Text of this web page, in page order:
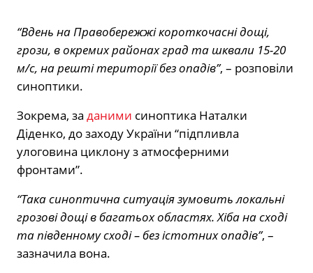
“Вдень на Правобережжі короткочасні дощі,
грози, в окремих районах град та шквали 15-20
м/с, на решті території без опадів”, – розповіли
синоптики.
Зокрема, за даними синоптика Наталки
Діденко, до заходу України “підпливла
улоговина циклону з атмосферними
фронтами”.
“Така синоптична ситуація зумовить локальні
грозові дощі в багатьох областях. Хіба на сході
та південному сході – без істотних опадів”, –
зазначила вона.